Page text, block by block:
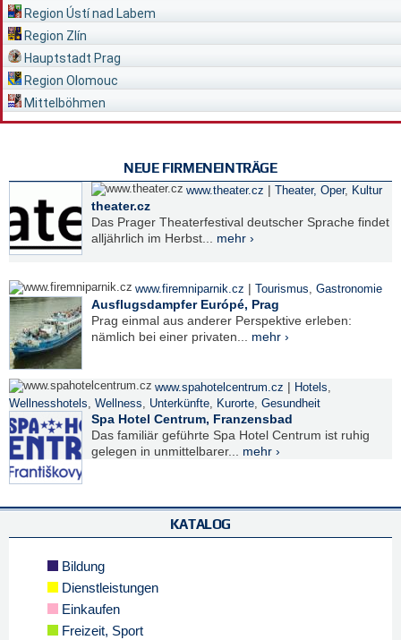
Region Ústí nad Labem
Region Zlín
Hauptstadt Prag
Region Olomouc
Mittelböhmen
NEUE FIRMENEINTRÄGE
www.theater.cz | Theater, Oper, Kultur
theater.cz
Das Prager Theaterfestival deutscher Sprache findet
alljährlich im Herbst... mehr ›
www.firemniparnik.cz | Tourismus, Gastronomie
Ausflugsdampfer Európé, Prag
Prag einmal aus anderer Perspektive erleben:
nämlich bei einer privaten... mehr ›
www.spahotelcentrum.cz | Hotels,
Wellnesshotels, Wellness, Unterkünfte, Kurorte, Gesundheit
Spa Hotel Centrum, Franzensbad
Das familiär geführte Spa Hotel Centrum ist ruhig
gelegen in unmittelbarer... mehr ›
KATALOG
Bildung
Dienstleistungen
Einkaufen
Freizeit, Sport